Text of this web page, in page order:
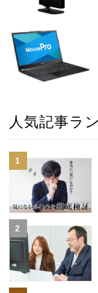
人気記事ラ